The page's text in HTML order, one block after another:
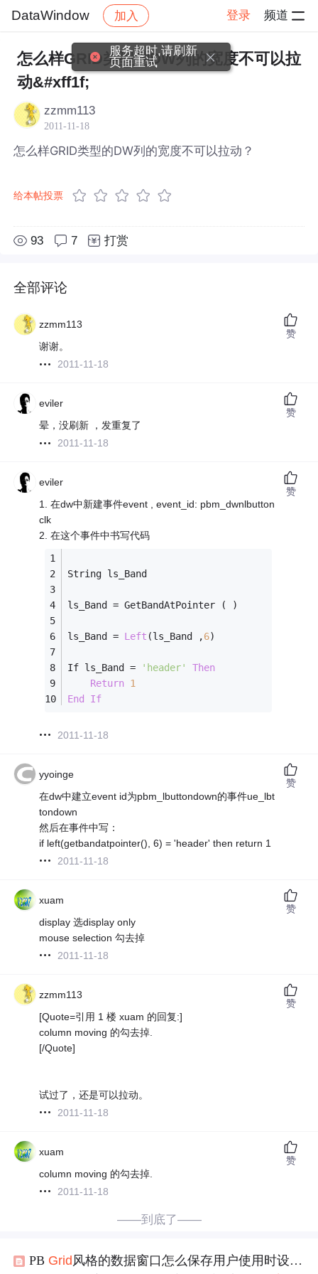
DataWindow 加入 登录 频道
社区 DataWindow 帖子详情
怎么样GRID类型的DW列的宽度不可以拉
动&#xff1f;
zzmm113
2011-11-18
怎么样GRID类型的DW列的宽度不可以拉动？
给本帖投票
93 7 打赏
全部评论
zzmm113
谢谢。
2011-11-18
赞
eviler
晕，没刷新 ，发重复了
2011-11-18
赞
eviler
1. 在dw中新建事件event , event_id: pbm_dwnlbutton
clk
2. 在这个事件中书写代码
String ls_Band
ls_Band = GetBandAtPointer ( )
ls_Band = Left (ls_Band ,6)
If ls_Band = 'header'
Then
Return 1
End
If
2011-11-18
赞
yyoinge
在dw中建立event id为pbm_lbuttondown的事件ue_lbt
tondown
然后在事件中写：
if left(getbandatpointer(), 6) = 'header' then return 1
2011-11-18
赞
xuam
display 选display only
mouse selection 勾去掉
2011-11-18
赞
zzmm113
[Quote=引用 1 楼 xuam 的回复:]
column moving 的勾去掉.
[/Quote]
试过了，还是可以拉动。
2011-11-18
赞
xuam
column moving 的勾去掉.
2011-11-18
赞
——到底了——
PB Grid 风格的数据窗口怎么保存用户使用时设定的
服务超时,请刷新
页面重试